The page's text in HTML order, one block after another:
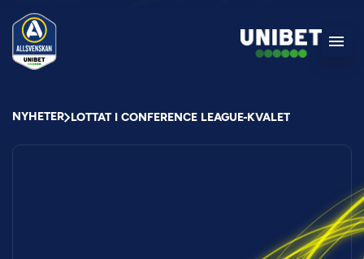
NYHETER LOTTAT I CONFERENCE LEAGUE-KVALET